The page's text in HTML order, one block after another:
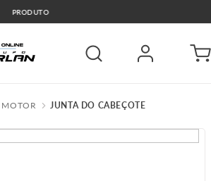
🚛COMPRE E RETIRE GRÁTIS GO
MOTOR JUNTA DO CABEÇOTE